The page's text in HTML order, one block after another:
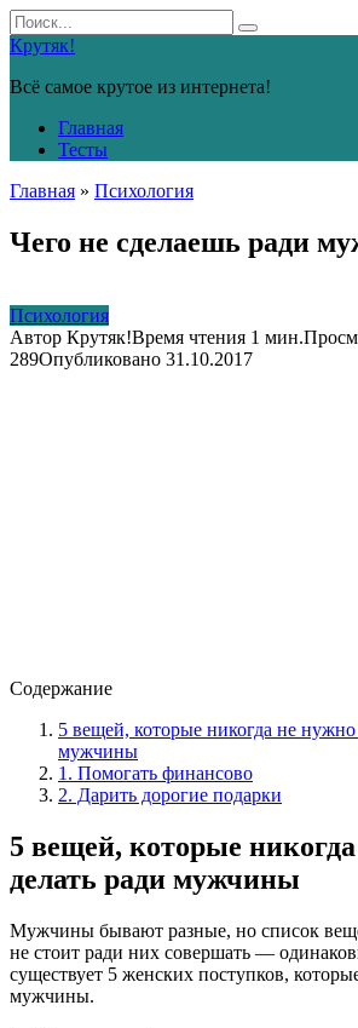
Перейти
к
контенту
Search
for:
Крутяк!
Всё самое крутое из интернета!
Главная
Тесты
Главная » Психология
Чего не сделаешь ради
Психология
Автор Крутяк!Время чтения 1 мин.
289Опубликовано 31.10.2017
Содержание
5 вещей, которые никогда не нужно
мужчины
1. Помогать финансово
2. Дарить дорогие подарки
5 вещей, которые
делать ради мужчины
Мужчины бывают разные, но список
не стоит ради них совершать —
существует 5 женских поступков,
мужчины.